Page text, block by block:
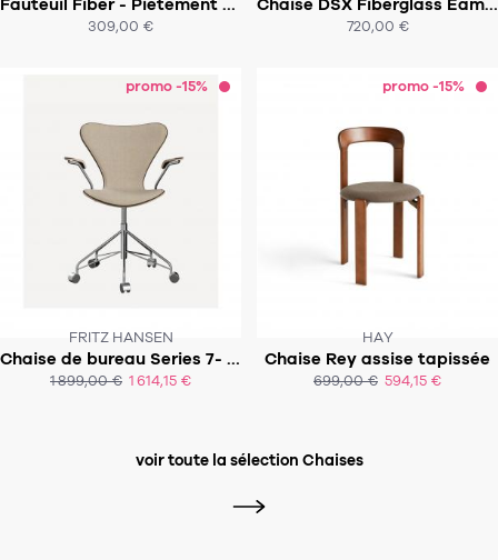
Fauteuil Fiber - Piètement tubulaire
309,00 €
SOUS 4-5 SEMAINES
ACHAT EXPRESS
Chaise DSX Fiberglass Eames
720,00 €
SOUS 3-5 SEMAINES!
promo -15%
FRITZ HANSEN
Chaise de bureau Series 7- Modèle 3217 - tapissage avant
1 899,00 € 1 614,15 €
SOUS 6 À 8 SEMAINE
promo -15%
HAY
Chaise Rey assise tapissée
699,00 € 594,15 €
SOUS 6 - 10 SEMAINES !
ACHAT EXPRESS
voir toute la sélection Chaises